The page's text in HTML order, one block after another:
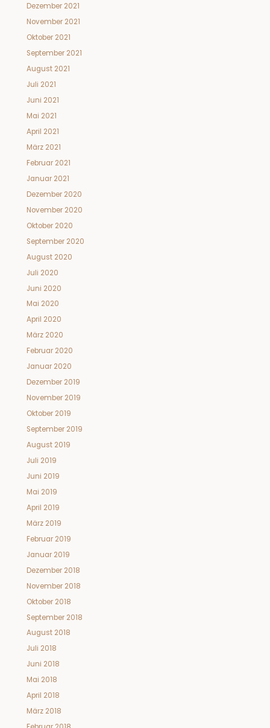
Dezember 2021
November 2021
Oktober 2021
September 2021
August 2021
Juli 2021
Juni 2021
Mai 2021
April 2021
März 2021
Februar 2021
Januar 2021
Dezember 2020
November 2020
Oktober 2020
September 2020
August 2020
Juli 2020
Juni 2020
Mai 2020
April 2020
März 2020
Februar 2020
Januar 2020
Dezember 2019
November 2019
Oktober 2019
September 2019
August 2019
Juli 2019
Juni 2019
Mai 2019
April 2019
März 2019
Februar 2019
Januar 2019
Dezember 2018
November 2018
Oktober 2018
September 2018
August 2018
Juli 2018
Juni 2018
Mai 2018
April 2018
März 2018